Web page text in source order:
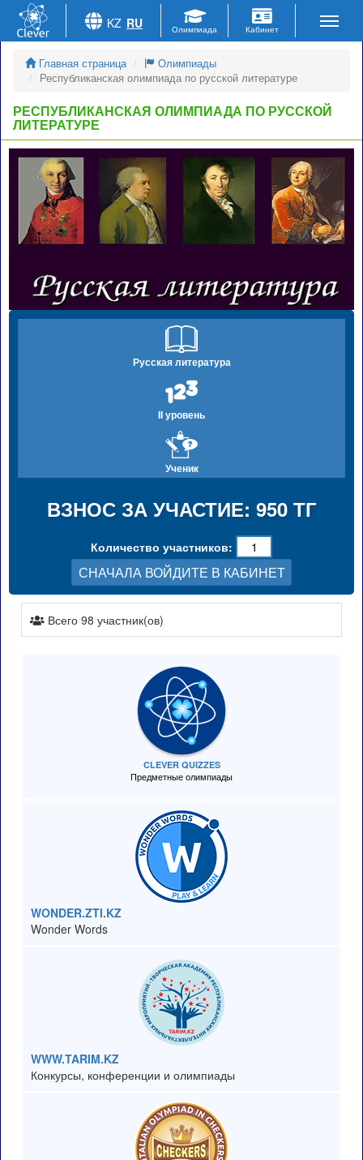
Главная страница
Олимпиады
Республиканская олимпиада по русской литературе
РЕСПУБЛИКАНСКАЯ ОЛИМПИАДА ПО РУССКОЙ
ЛИТЕРАТУРЕ
Русская литература
II уровень
Ученик
ВЗНОС ЗА УЧАСТИЕ: 950 ТГ
Количество участников:
СНАЧАЛА ВОЙДИТЕ В КАБИНЕТ
Всего 98 участник(ов)
CLEVER QUIZZES
Предметные олимпиады
WONDER.ZTI.KZ
Wonder Words
WWW.TARIM.KZ
Конкурсы, конференции и олимпиады
KZ RU